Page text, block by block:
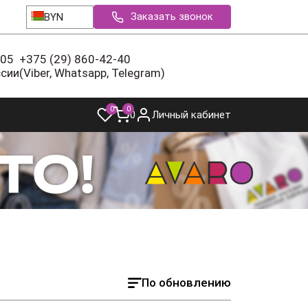
BYN Заказать звонок
+375 (29) 860-42-40
(Viber, Whatsapp, Telegram)
0 00 Личный кабинет
По обновлению